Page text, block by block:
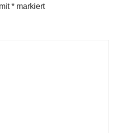
* markiert